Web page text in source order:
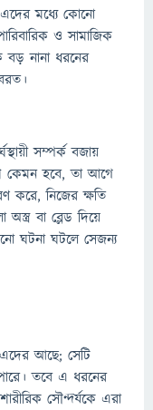
মধ্যে কোনো
ও সামাজিক
বড় নানা ধরনের
সম্পর্ক বজায়
কেমন হবে, তা আগে
করে, নিজের ক্ষতি
বা ব্লেড দিয়ে
ঘটনা ঘটলে সেজন্য
আছে; সেটি
তবে এ ধরনের
সৌন্দর্যকে এরা